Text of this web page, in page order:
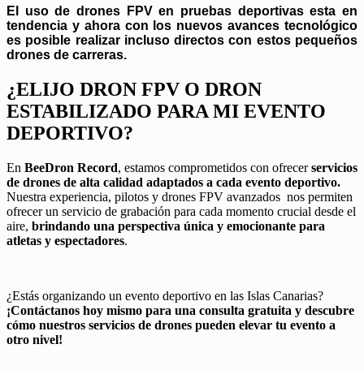
El uso de drones FPV en pruebas deportivas esta en
tendencia y ahora con los nuevos avances tecnológico
es posible realizar incluso directos con estos pequeños
drones de carreras.
¿ELIJO DRON FPV O DRON
ESTABILIZADO PARA MI EVENTO
DEPORTIVO?
En BeeDron Record, estamos comprometidos con ofrecerservicios
de drones de alta calidad adaptados a cada evento deportivo.
Nuestra experiencia, pilotos y drones FPV avanzados nos permiten
ofrecer un servicio de grabación para cada momento crucial desde el
aire, brindando una perspectiva única y emocionante para
atletas y espectadores.
¿Estás organizando un evento deportivo en las Islas Canarias?
¡Contáctanos hoy mismo para una consulta gratuita y descubre
cómo nuestros servicios de drones pueden elevar tu evento a
otro nivel!